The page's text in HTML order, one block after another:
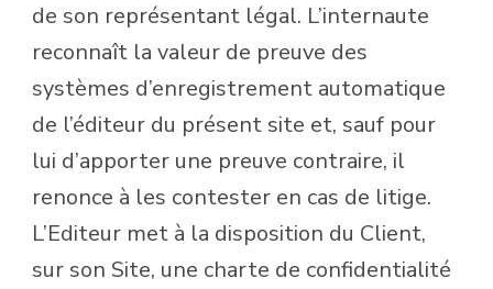
de son représentant légal. L’internaute
reconnaît la valeur de preuve des
systèmes d’enregistrement automatique
de l’éditeur du présent site et, sauf pour
lui d’apporter une preuve contraire, il
renonce à les contester en cas de litige.
L’Editeur met à la disposition du Client,
sur son Site, une charte de confidentialité